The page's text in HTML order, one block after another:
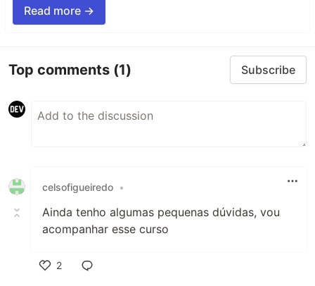
Read more →
Top comments (1) Subscribe
celsofigueiredo •
Ainda tenho algumas pequenas dúvidas, vou
acompanhar esse curso
2